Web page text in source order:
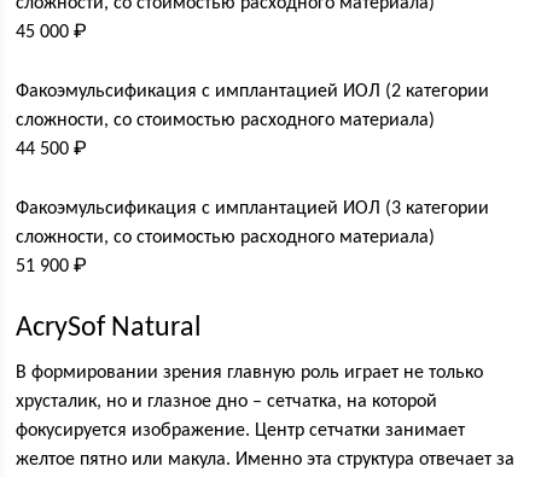
45 000 ₽
Факоэмульсификация с имплантацией ИОЛ (2 категории
сложности, со стоимостью расходного материала)
44 500 ₽
Факоэмульсификация с имплантацией ИОЛ (3 категории
сложности, со стоимостью расходного материала)
51 900 ₽
AcrySof Natural
В формировании зрения главную роль играет не только
хрусталик, но и глазное дно – сетчатка, на которой
фокусируется изображение. Центр сетчатки занимает
желтое пятно или макула. Именно эта структура отвечает за